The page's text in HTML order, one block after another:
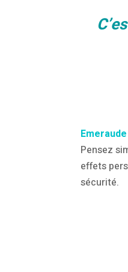
Pensez
effets
sécurité.